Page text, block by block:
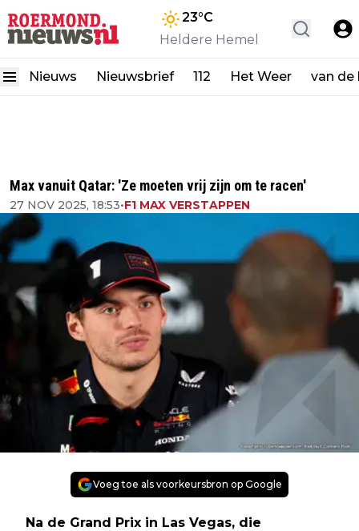
23°C
Heldere Hemel
Nieuws Nieuwsbrief 112 Het Weer van de
Max vanuit Qatar: 'Ze moeten vrij zijn om te racen'
27 NOV 2025, 18:53•F1 MAX VERSTAPPEN
Voeg toe als voorkeursbron op Google
Na de Grand Prix in Las Vegas, die